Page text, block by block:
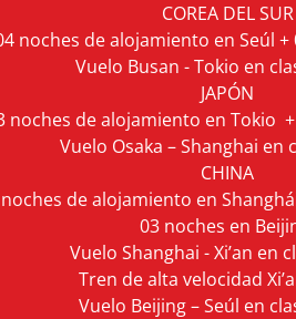
COREA DEL SUR
noches de alojamiento en Seúl +
Vuelo Busan - Tokio en
JAPÓN
noches de alojamiento en Tokio
Vuelo Osaka – Shanghai en
CHINA
de alojamiento en
03 noches en
Vuelo Shanghai - Xi’an en
Tren de alta velocidad
Vuelo Beijing – Seúl en